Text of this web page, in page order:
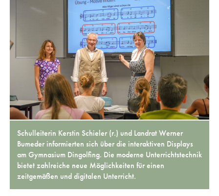
Schulleiterin Kerstin Schieler (r.) und Landrat Werner
Bumeder informierten sich über die interaktiven Displays
am Gymnasium Dingolfing. Die moderne Unterrichtstechnik
bietet zahlreiche neue Möglichkeiten für einen
zeitgemäßen und digitalen Unterricht.